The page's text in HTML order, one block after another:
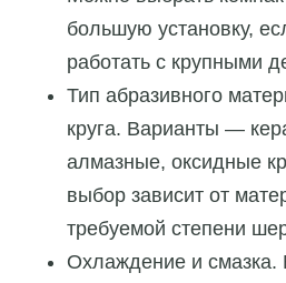
большую установку,
работать с крупными
Тип абразивного
круга. Варианты —
алмазные, оксидные
выбор зависит от
требуемой степени
Охлаждение и смазка.